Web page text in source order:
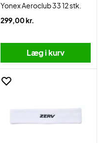
Yonex Aeroclub 33 12 stk.
299,00 kr.
Læg i kurv